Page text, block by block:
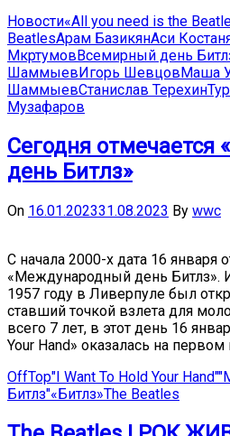
Новости«All you need is the
BeatlesАрам БазикянАси
Мкртумов Всемирный день
Шаммыев Игорь Шевцов Маша
ШаммыевСтанислав Терехин
Музафаров
Сегодня отмечается
день Битлз»
On 16.01.202331.08.2023 By wwc
С начала 2000-х дата 16 января
«Международный день Битлз».
1957 году в Ливерпуле был
ставший точкой взлета для
всего 7 лет, в этот день 16
Your Hand» оказалась на первом
OffTop"I Want To Hold Your Hand"
Битлз"«Битлз»The Beatles